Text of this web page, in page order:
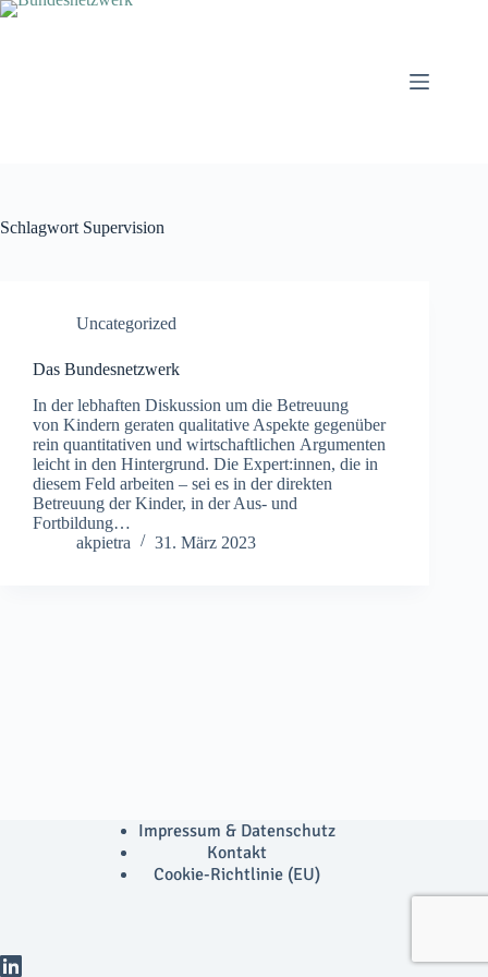
Zum
Schlagwort Supervision
Uncategorized
Das Bundesnetzwerk
In der lebhaften Diskussion um die Betreuung
von Kindern geraten qualitative Aspekte gegenüber
rein quantitativen und wirtschaftlichen Argumenten
leicht in den Hintergrund. Die Expert:innen, die in
diesem Feld arbeiten – sei es in der direkten
Betreuung der Kinder, in der Aus- und
Fortbildung…
akpietra
31. März 2023
Impressum & Datenschutz
Kontakt
Cookie-Richtlinie (EU)